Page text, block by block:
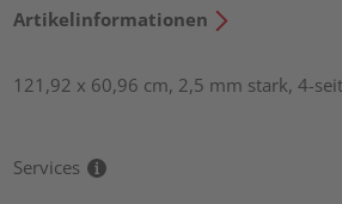
Artikelinformationen
121,92 x 60,96 cm, 2,5 mm stark, 4-
Services